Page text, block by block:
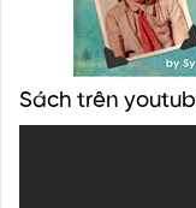
Sách trên